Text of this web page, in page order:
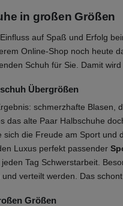
in großen Größen
auf Spaß und Erfolg
Online-Shop noch heute
Schuh für Sie. Damit
Übergrößen
schmerzhafte
das alte Paar Halbschuhe
die Freude am Sport
Luxus perfekt passender
Tag Schwerstarbeit.
verteilt werden. Das
Größen